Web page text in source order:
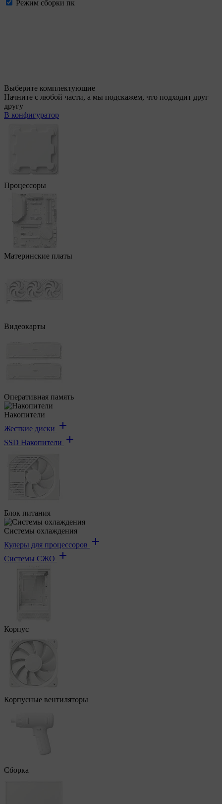
Режим сборки пк
Выберите комплектующие
Начните с любой части, а мы подскажем, что подходит друг
другу
В конфигуратор
Процессоры
Материнские платы
Видеокарты
Оперативная память
Накопители
Жесткие диски
SSD Накопители
Блок питания
Системы охлаждения
Кулеры для процессоров
Системы СЖО
Корпус
Корпусные вентиляторы
Сборка